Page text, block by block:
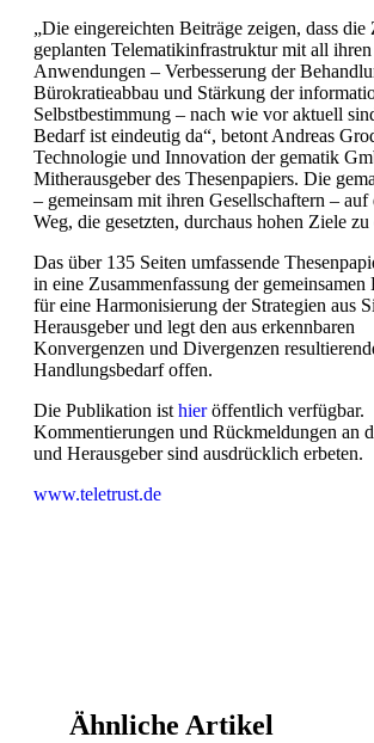
„Die eingereichten Beiträge zeigen, dass die
geplanten Telematikinfrastruktur mit all ihren
Anwendungen – Verbesserung der
Bürokratieabbau und Stärkung der
Selbstbestimmung – nach wie vor aktuell
Bedarf ist eindeutig da“, betont Andreas
Technologie und Innovation der gematik
Mitherausgeber des Thesenpapiers. Die
– gemeinsam mit ihren Gesellschaftern – auf
Weg, die gesetzten, durchaus hohen Ziele zu
Das über 135 Seiten umfassende
in eine Zusammenfassung der gemeinsamen
für eine Harmonisierung der Strategien aus
Herausgeber und legt den aus erkennbaren
Konvergenzen und Divergenzen
Handlungsbedarf offen.
Die Publikation ist hieröffentlich verfügbar.
Kommentierungen und Rückmeldungen an
und Herausgeber sind ausdrücklich erbeten.
www.teletrust.de
Ähnliche Artikel